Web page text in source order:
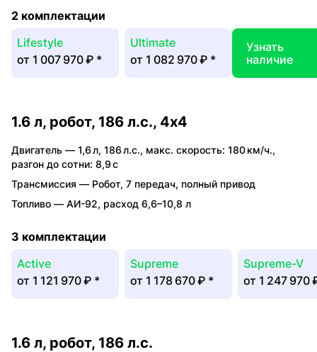
2 комплектации
Lifestyle
от 1 007 970 ₽ *
Ultimate
от 1 082 970 ₽ *
Узнать
наличие
1.6 л, робот, 186 л.с., 4x4
Двигатель — 1,6 л, 186 л.с., макс. скорость: 180 км/ч.,
разгон до сотни: 8,9 с
Трансмиссия — Робот, 7 передач, полный привод
Топливо — АИ-92, расход 6,6–10,8 л
3 комплектации
Active
от 1 121 970 ₽ *
Supreme
от 1 178 670 ₽ *
Supreme-V
от 1 247 970
1.6 л, робот, 186 л.с.